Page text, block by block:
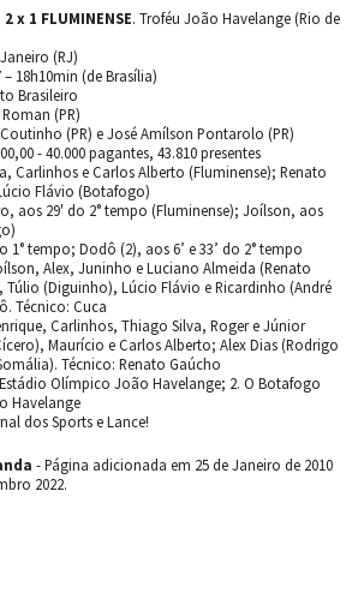
2 x 1 FLUMINENSE. Troféu João Havelange (Rio de
(RJ)
18h10min (de Brasília)
Brasileiro
(PR)
(PR) e José Amílson Pontarolo (PR)
- 40.000 pagantes, 43.810 presentes
Carlinhos e Carlos Alberto (Fluminense); Renato
Flávio (Botafogo)
aos 29' do 2° tempo (Fluminense); Joílson, aos
1° tempo; Dodô (2), aos 6’ e 33’ do 2° tempo
Alex, Juninho e Luciano Almeida (Renato
Túlio (Diguinho), Lúcio Flávio e Ricardinho (André
Técnico: Cuca
Carlinhos, Thiago Silva, Roger e Júnior
Maurício e Carlos Alberto; Alex Dias (Rodrigo
Técnico: Renato Gaúcho
Olímpico João Havelange; 2. O Botafogo
Havelange
dos Sports e Lance!
- Página adicionada em 25 de Janeiro de 2010
2022.